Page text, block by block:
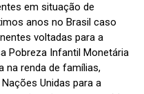
em situação de
anos no Brasil caso
voltadas para a
Pobreza Infantil Monetária
na renda de famílias,
Unidas para a